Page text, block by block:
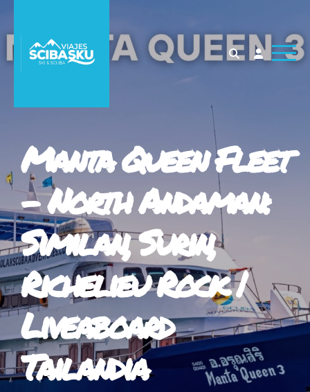
Manta Queen Fleet
- North Andaman:
Similan, Surin,
Richelieu Rock |
Liveaboard
Tailandia